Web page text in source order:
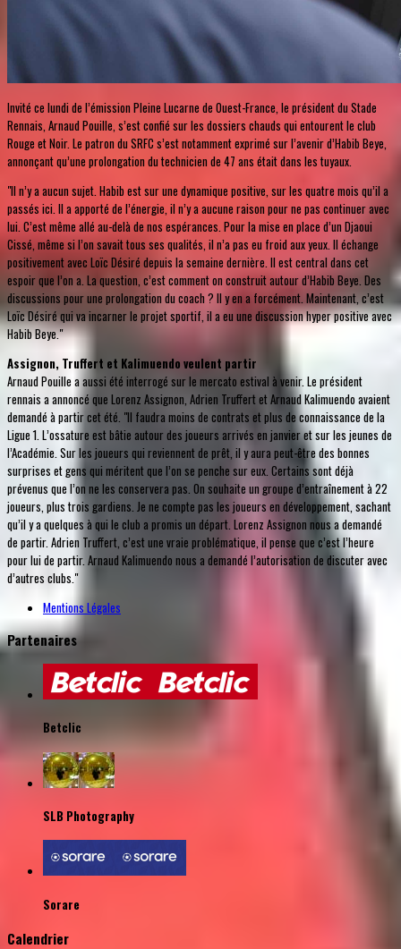
Invité ce lundi de l’émission Pleine Lucarne de Ouest-France, le président du Stade
Rennais, Arnaud Pouille, s’est confié sur les dossiers chauds qui entourent le club
Rouge et Noir. Le patron du SRFC s’est notamment exprimé sur l’avenir d’Habib Beye,
annonçant qu’une prolongation du technicien de 47 ans était dans les tuyaux.
"Il n’y a aucun sujet. Habib est sur une dynamique positive, sur les quatre mois qu’il a
passés ici. Il a apporté de l’énergie, il n’y a aucune raison pour ne pas continuer avec
lui. C’est même allé au-delà de nos espérances. Pour la mise en place d’un Djaoui
Cissé, même si l’on savait tous ses qualités, il n’a pas eu froid aux yeux. Il échange
positivement avec Loïc Désiré depuis la semaine dernière. Il est central dans cet
espoir que l’on a. La question, c’est comment on construit autour d’Habib Beye. Des
discussions pour une prolongation du coach ? Il y en a forcément. Maintenant, c’est
Loïc Désiré qui va incarner le projet sportif, il a eu une discussion hyper positive avec
Habib Beye."
Assignon, Truffert et Kalimuendo veulent partir
Arnaud Pouille a aussi été interrogé sur le mercato estival à venir. Le président
rennais a annoncé que Lorenz Assignon, Adrien Truffert et Arnaud Kalimuendo avaient
demandé à partir cet été. "Il faudra moins de contrats et plus de connaissance de la
Ligue 1. L’ossature est bâtie autour des joueurs arrivés en janvier et sur les jeunes de
l’Académie. Sur les joueurs qui reviennent de prêt, il y aura peut-être des bonnes
surprises et gens qui méritent que l’on se penche sur eux. Certains sont déjà
prévenus que l’on ne les conservera pas. On souhaite un groupe d’entraînement à 22
joueurs, plus trois gardiens. Je ne compte pas les joueurs en développement, sachant
qu’il y a quelques à qui le club a promis un départ. Lorenz Assignon nous a demandé
de partir. Adrien Truffert, c’est une vraie problématique, il pense que c’est l’heure
pour lui de partir. Arnaud Kalimuendo nous a demandé l’autorisation de discuter avec
d’autres clubs."
Mentions Légales
Partenaires
Betclic
SLB Photography
Sorare
Calendrier